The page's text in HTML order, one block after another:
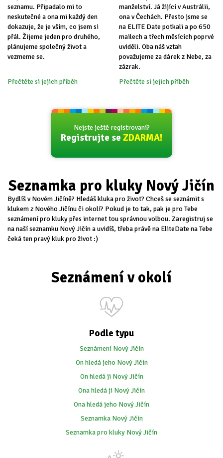
seznamu. Připadalo mi to
neskutečné a ona mi každý den
dokazuje, že je vším, co jsem si
přál. Žijeme jeden pro druhého,
plánujeme společný život a
vezmeme se.
Přečtěte si jejich příběh
manželství. Já žijící v Austrálii,
ona v Čechách. Přesto jsme se
na ELITE Date potkali a po 650
mailech a třech měsících poprvé
uviděli. Oba náš vztah
považujeme za dárek z Nebe, za
zázrak.
Přečtěte si jejich příběh
Nejste ještě registrovaní?
Registrujte se ZDARMA!
Seznamka pro kluky Nový Jičín
Bydlíš v Novém Jičíně? Hledáš kluka pro život? Chceš se seznámit s
klukem z Nového Jičínu či okolí? Pokud je to tak, pak je pro Tebe
seznámení pro kluky přes internet tou správnou volbou. Zaregistruj se
na naší seznamku Nový Jičín a uvidíš, třeba právě na EliteDate na Tebe
čeká ten pravý kluk pro život :)
Seznámení v okolí
Podle typu
Seznámení Nový Jičín
On hledá jeho Nový Jičín
On hledá ji Nový Jičín
Ona hledá ji Nový Jičín
Ona hledá jeho Nový Jičín
Seznamka Nový Jičín
Seznamka pro kluky Nový Jičín